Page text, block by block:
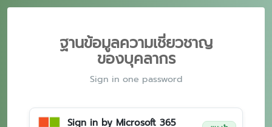
ฐานข้อมูลความเชี่ยวชาญ
ของบุคลากร
Sign in one password
Sign in by Microsoft 365